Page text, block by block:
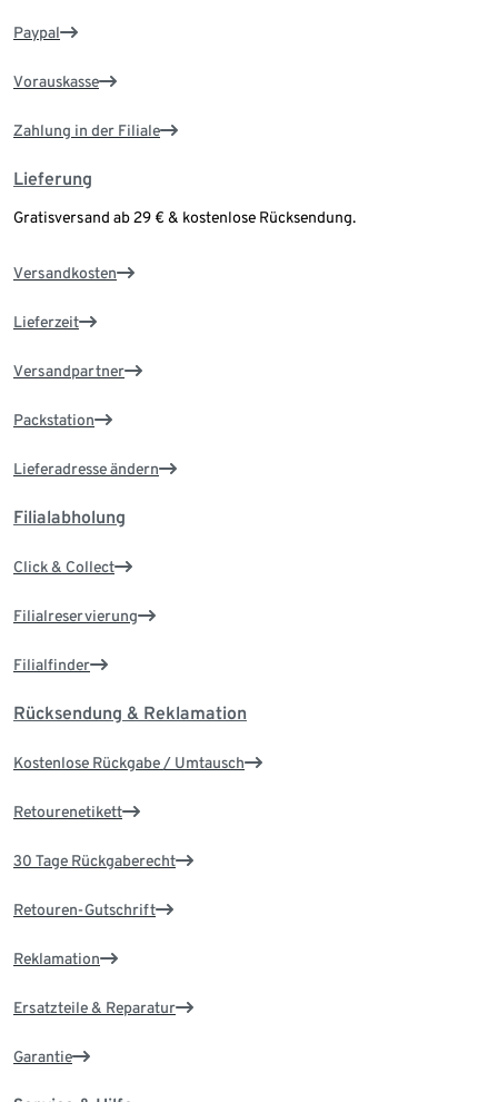
Paypal
Vorauskasse
Zahlung in der Filiale
Lieferung
Gratisversand ab 29 € & kostenlose Rücksendung.
Versandkosten
Lieferzeit
Versandpartner
Packstation
Lieferadresse ändern
Filialabholung
Click & Collect
Filialreservierung
Filialfinder
Rücksendung & Reklamation
Kostenlose Rückgabe / Umtausch
Retourenetikett
30 Tage Rückgaberecht
Retouren-Gutschrift
Reklamation
Ersatzteile & Reparatur
Garantie